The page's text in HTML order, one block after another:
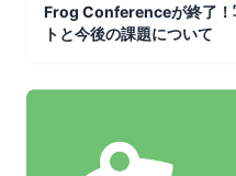
Frog Conferenceが終了！
トと今後の課題について